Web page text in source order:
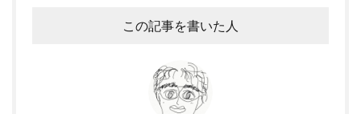
この記事を書いた人